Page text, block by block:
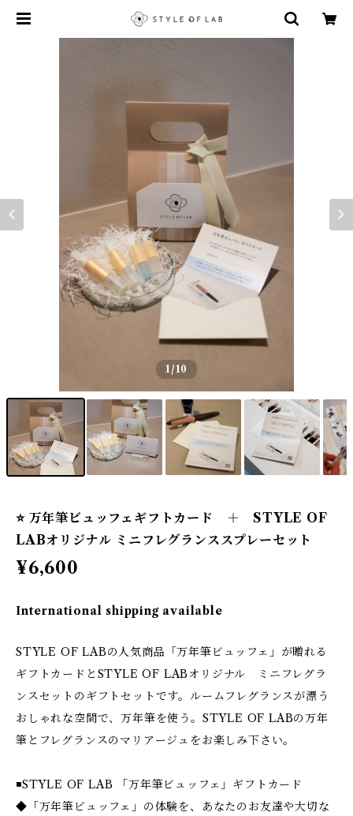
1/10
⭐️ 万年筆ビュッフェギフトカード ＋ STYLE OF
LABオリジナル ミニフレグランススプレーセット
¥6,600
International shipping available
STYLE OF LABの人気商品「万年筆ビュッフェ」が贈れる
ギフトカードとSTYLE OF LABオリジナル ミニフレグラ
ンスセットのギフトセットです。ルームフレグランスが漂う
おしゃれな空間で、万年筆を使う。STYLE OF LABの万年
筆とフレグランスのマリアージュをお楽しみ下さい。
◾️STYLE OF LAB 「万年筆ビュッフェ」ギフトカード
◆「万年筆ビュッフェ」の体験を、あなたのお友達や大切な